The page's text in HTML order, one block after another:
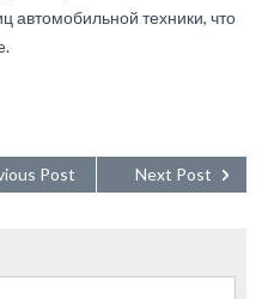
автомобильной техники, что
Next Post
Post